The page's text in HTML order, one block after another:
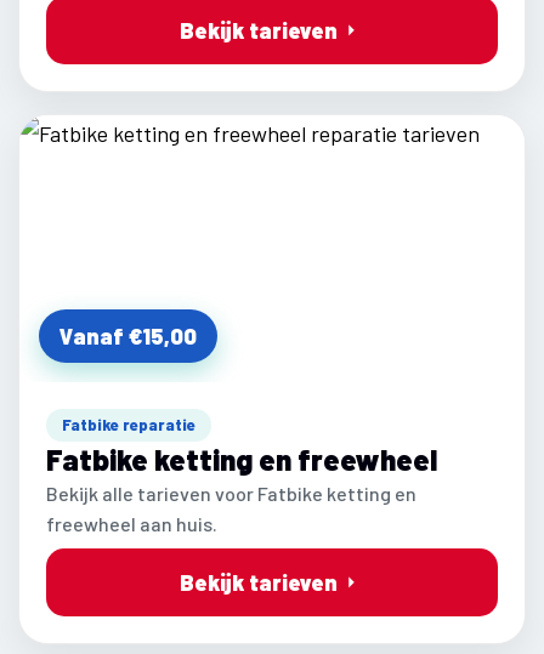
Bekijk tarieven
Vanaf €15,00
Fatbike reparatie
Fatbike ketting en freewheel
Bekijk alle tarieven voor Fatbike ketting en
freewheel aan huis.
Bekijk tarieven